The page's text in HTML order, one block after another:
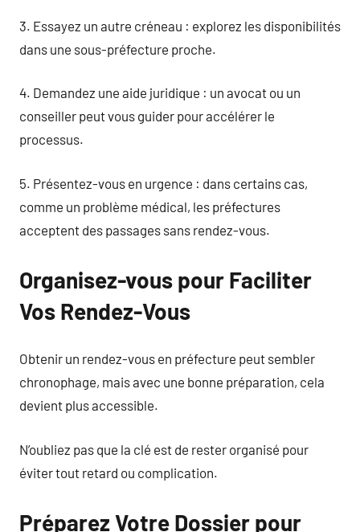
3. Essayez un autre créneau : explorez les disponibilités
dans une sous-préfecture proche.
4. Demandez une aide juridique : un avocat ou un
conseiller peut vous guider pour accélérer le
processus.
5. Présentez-vous en urgence : dans certains cas,
comme un problème médical, les préfectures
acceptent des passages sans rendez-vous.
Organisez-vous pour Faciliter
Vos Rendez-Vous
Obtenir un rendez-vous en préfecture peut sembler
chronophage, mais avec une bonne préparation, cela
devient plus accessible.
N’oubliez pas que la clé est de rester organisé pour
éviter tout retard ou complication.
Préparez Votre Dossier pour